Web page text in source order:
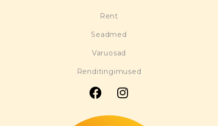
Rent
Seadmed
Varuosad
Renditingimused